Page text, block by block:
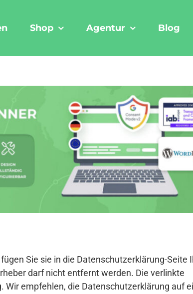
Shop Agentur Blog
Sie sie in die Datenschutzerklärung-Seite
darf nicht entfernt werden. Die verlinkte
Wir empfehlen, die Datenschutzerklärung auf